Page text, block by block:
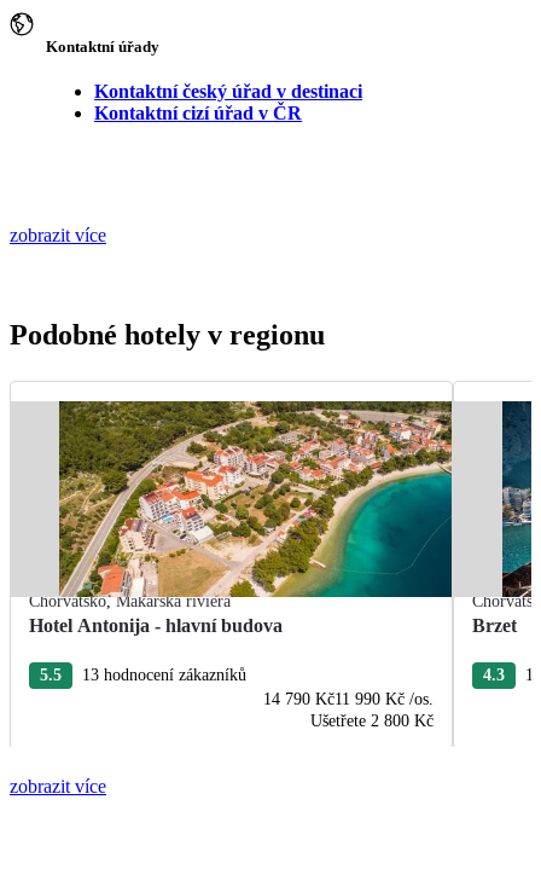
Kontaktní úřady
Kontaktní český úřad v destinaci
Kontaktní cizí úřad v ČR
zobrazit více
Podobné hotely v regionu
Chorvatsko,Makarská riviéra
Hotel Antonija - hlavní budova
5.5
13 hodnocení zákazníků
14 790 Kč11 990 Kč /os.
Ušetřete 2 800 Kč
Brzet
4.3
zobrazit více